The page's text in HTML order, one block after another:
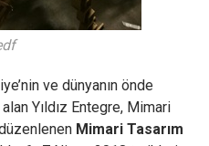
ve dünyanın önde
Yıldız Entegre, Mimari
Mimari Tasarım